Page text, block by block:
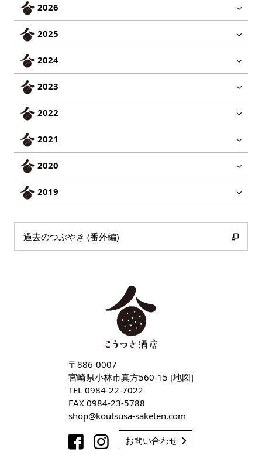
2026
2025
2024
2023
2022
2021
2020
2019
過去のつぶやき (番外編)
〒886-0007
宮崎県小林市真方560-15 [地図]
TEL 0984-22-7022
FAX 0984-23-5788
shop
koutsusa-saketen com
お問い合わせ